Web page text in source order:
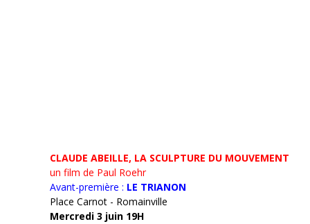
CLAUDE ABEILLE, LA SCULPTURE DU MOUVEMENT
un film de Paul Roehr
Avant-première : LE TRIANON
Place Carnot - Romainville
Mercredi 3 juin 19H